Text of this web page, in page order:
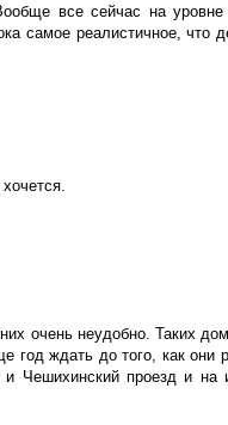
все сейчас на
самое реалистичное, что
очень неудобно. Таких
год ждать до того, как они
Чешихинский проезд и на